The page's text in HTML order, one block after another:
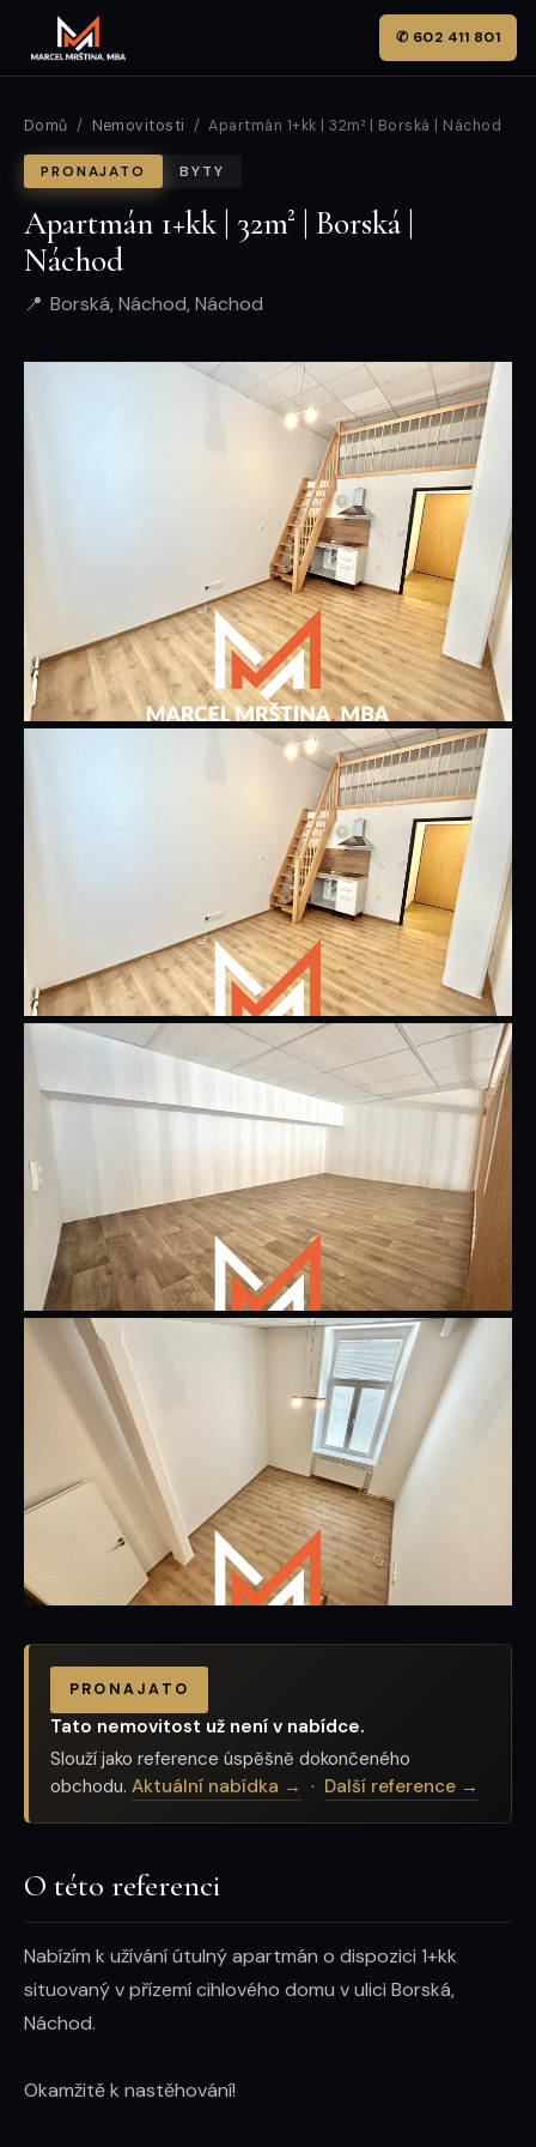
✆ 602 411 801
Domů / Nemovitosti / Apartmán 1+kk | 32m² | Borská | Náchod
PRONAJATO BYTY
Apartmán 1+kk | 32m² | Borská |
Náchod
Borská, Náchod, Náchod
PRONAJATO
Tato nemovitost už není v nabídce.
Slouží jako reference úspěšně dokončeného
obchodu. Aktuální nabídka → · Další reference →
O této referenci
Nabízím k užívání útulný apartmán o dispozici 1+kk
situovaný v přízemí cihlového domu v ulici Borská,
Náchod.
Okamžitě k nastěhování!